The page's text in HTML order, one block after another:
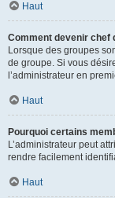
Haut
Comment devenir chef
Lorsque des groupes
de groupe. Si vous
l’administrateur en
Haut
Pourquoi certains
L’administrateur peut
rendre facilement
Haut